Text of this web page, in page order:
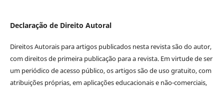
Declaração de Direito Autoral
Direitos Autorais para artigos publicados nesta revista são do autor,
com direitos de primeira publicação para a revista. Em virtude de ser
um periódico de acesso público, os artigos são de uso gratuito, com
atribuições próprias, em aplicações educacionais e não-comerciais,